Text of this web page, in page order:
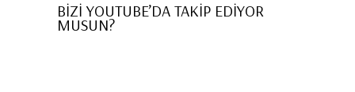
BİZİ YOUTUBE’DA TAKİP EDİYOR
MUSUN?